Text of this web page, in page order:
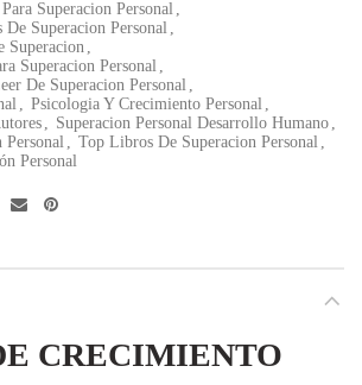
Superacion Personal ,
Superacion Personal ,
Superacion ,
Superacion Personal ,
De Superacion Personal ,
, Psicologia Y Crecimiento Personal ,
, Superacion Personal Desarrollo Humano ,
Personal , Top Libros De Superacion Personal ,
Personal
CRECIMIENTO